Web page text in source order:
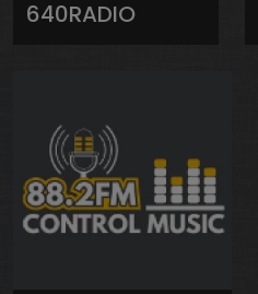
640RADIO